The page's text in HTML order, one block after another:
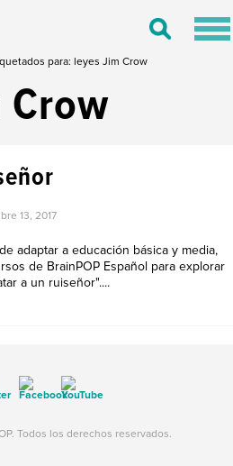
Toggle
para: leyes Jim Crow
Crow
13, 2017
adaptar a educación básica y media,
de BrainPOP Español para explorar
a un ruiseñor"....
Todos los derechos reservados.